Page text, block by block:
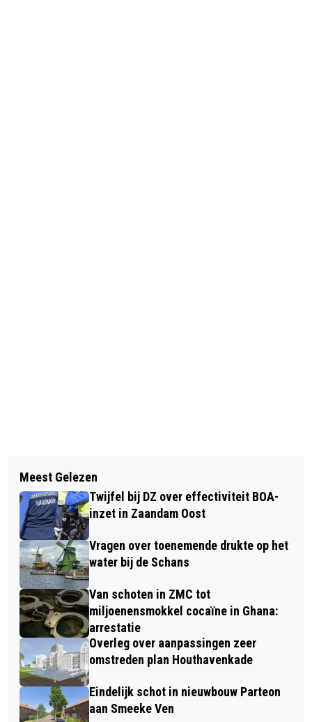
VRIJWILLIGERS GEZOCHT VOOR
ZAANSE TOP 500 EIND JUNI IN
ZAANDAM
MINDER AUTO-ONGELUKKEN IN
BEBOUWDE KOM NH; HIER JUIST MEER
Meest Gelezen
Twijfel bij DZ over effectiviteit BOA-
inzet in Zaandam Oost
Vragen over toenemende drukte op het
water bij de Schans
Van schoten in ZMC tot
miljoenensmokkel cocaïne in Ghana:
arrestatie
Overleg over aanpassingen zeer
omstreden plan Houthavenkade
Eindelijk schot in nieuwbouw Parteon
aan Smeeke Ven